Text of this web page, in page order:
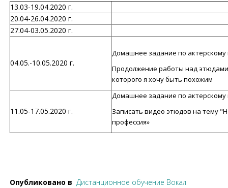
13.03-19.04.2020 г.
20.04-26.04.2020 г.
27.04-03.05.2020 г.
04.05.-10.05.2020 г.
Домашнее задание по актерскому
Продолжение работы над
которого я хочу быть похожим
11.05-17.05.2020 г.
Домашнее задание по актерскому
Записать видео этюдов на тему
профессия»
Опубликовано в Дистанционное обучение Вокал